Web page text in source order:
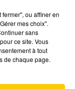
NORD
ou affiner en
mes choix".
sans
ce site. Vous
à tout
de chaque page.